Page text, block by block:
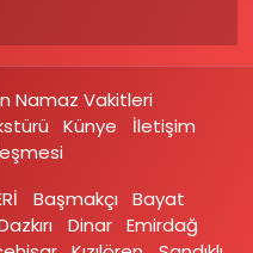
Namaz Vakitleri
Künye
İletişim
Başmakçı
Bayat
Dinar Emirdağ‎